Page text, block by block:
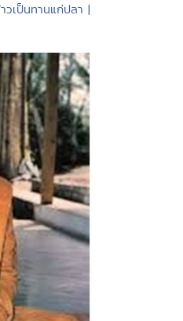
เป็นทานแก่ปลา |